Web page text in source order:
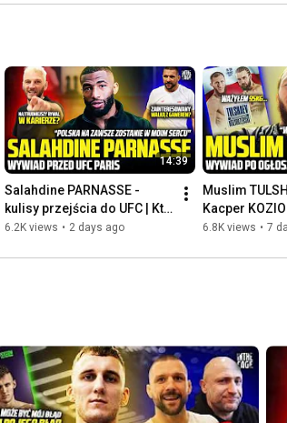
#MMA#UFC#salahdineparnasse
14:39
Salahdine PARNASSE -
kulisy przejścia do UFC | Kto
płaci najlepiej? Walka z
6.2K views • 2 days ago
Muslim
Kacper
BARTOS vs
Rzepeckiego
6.8K views • 7